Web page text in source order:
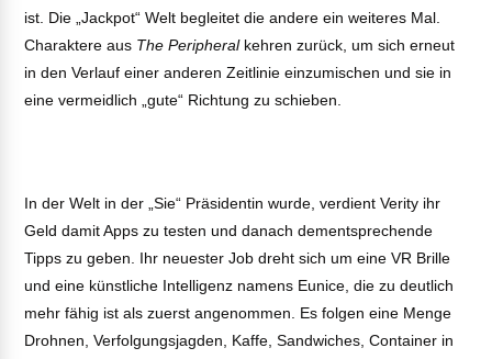
ist. Die „Jackpot“ Welt begleitet die andere ein weiteres Mal.
Charaktere aus The Peripheralkehren zurück, um sich erneut
in den Verlauf einer anderen Zeitlinie einzumischen und sie in
eine vermeidlich „gute“ Richtung zu schieben.
In der Welt in der „Sie“ Präsidentin wurde, verdient Verity ihr
Geld damit Apps zu testen und danach dementsprechende
Tipps zu geben. Ihr neuester Job dreht sich um eine VR Brille
und eine künstliche Intelligenz namens Eunice, die zu deutlich
mehr fähig ist als zuerst angenommen. Es folgen eine Menge
Drohnen, Verfolgungsjagden, Kaffe, Sandwiches, Container in